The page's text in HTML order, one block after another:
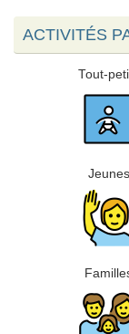
ACTIVITÉS
Tout-
Jeunes